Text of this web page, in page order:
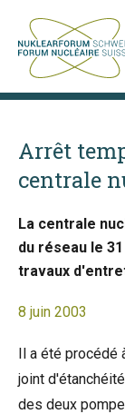
Arrêt
centrale
La centrale
du réseau le
travaux
8 juin 2003
Il a été procédé
joint
des deux